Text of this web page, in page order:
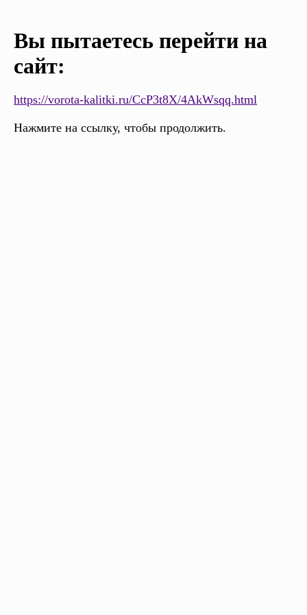
Вы пытаетесь перейти на
сайт:
https://vorota-kalitki.ru/CcP3t8X/4AkWsqq.html
Нажмите на ссылку, чтобы продолжить.